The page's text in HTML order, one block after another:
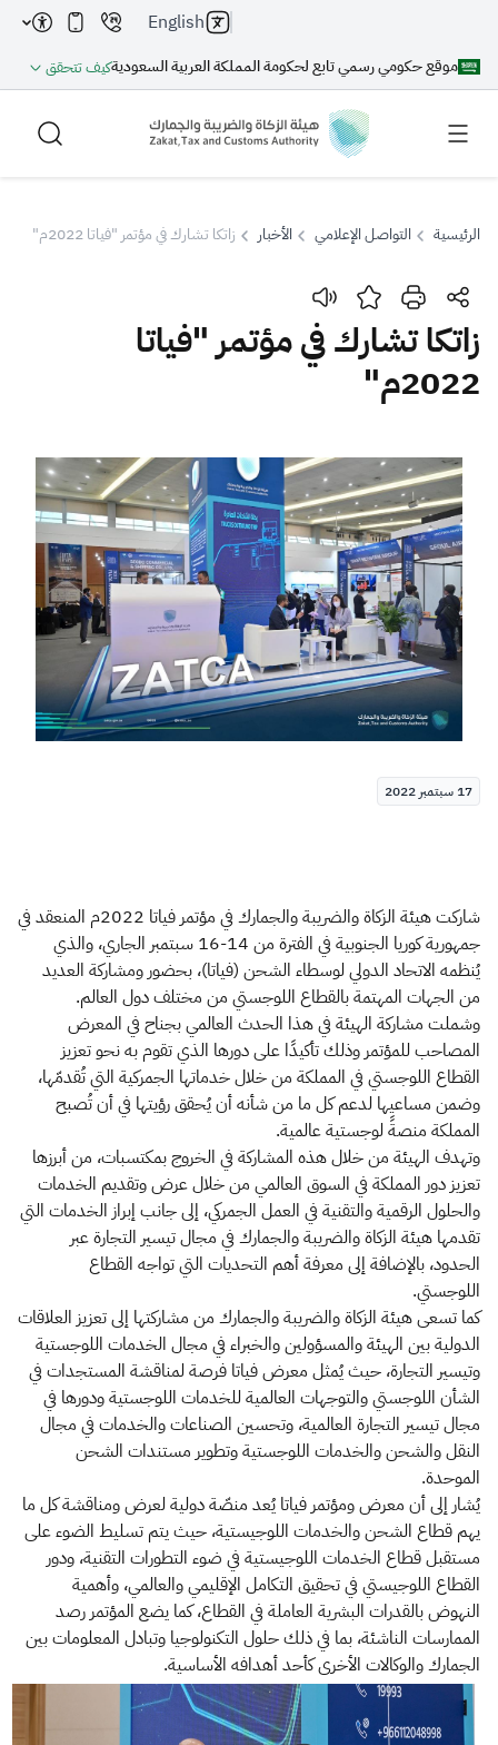
موقع حكومي رسمي تابع لحكومة المملكة العربية السعوديةكيف تتحقق
English
بحث
بحث
اقتراحات
الزكاة الجمارك
ضريبة القيمة المضافة
الإقرار الضريبي
التصرفات العقارية
الرئيسية التواصل الإعلامي الأخبار زاتكا تشارك في مؤتمر "فياتا 2022م"
زاتكا تشارك في مؤتمر "فياتا
2022م"
17 سبتمبر 2022
شاركت هيئة الزكاة والضريبة والجمارك في مؤتمر فياتا 2022م المنعقد في
جمهورية كوريا الجنوبية في الفترة من 14-16 سبتمبر الجاري، والذي
يُنظمه الاتحاد الدولي لوسطاء الشحن (فياتا)، بحضور ومشاركة العديد
من الجهات المهتمة بالقطاع اللوجستي من مختلف دول العالم.
وشملت مشاركة الهيئة في هذا الحدث العالمي بجناح في المعرض
المصاحب للمؤتمر وذلك تأكيدًا على دورها الذي تقوم به نحو تعزيز
القطاع اللوجستي في المملكة من خلال خدماتها الجمركية التي تُقدمّها،
وضمن مساعيها لدعم كل ما من شأنه أن يُحقق رؤيتها في أن تُصبح
المملكة منصةً لوجستية عالمية.
وتهدف الهيئة من خلال هذه المشاركة في الخروج بمكتسبات، من أبرزها
تعزيز دور المملكة في السوق العالمي من خلال عرض وتقديم الخدمات
والحلول الرقمية والتقنية في العمل الجمركي، إلى جانب إبراز الخدمات التي
تقدمها هيئة الزكاة والضريبة والجمارك في مجال تيسير التجارة عبر
الحدود، بالإضافة إلى معرفة أهم التحديات التي تواجه القطاع
اللوجستي.
كما تسعى هيئة الزكاة والضريبة والجمارك من مشاركتها إلى تعزيز العلاقات
الدولية بين الهيئة والمسؤولين والخبراء في مجال الخدمات اللوجستية
وتيسير التجارة، حيث يُمثل معرض فياتا فرصة لمناقشة المستجدات في
الشأن اللوجستي والتوجهات العالمية للخدمات اللوجستية ودورها في
مجال تيسير التجارة العالمية، وتحسين الصناعات والخدمات في مجال
النقل والشحن والخدمات اللوجستية وتطوير مستندات الشحن
الموحدة.
يُشار إلى أن معرض ومؤتمر فياتا يُعد منصّة دولية لعرض ومناقشة كل ما
يهم قطاع الشحن والخدمات اللوجيستية، حيث يتم تسليط الضوء على
مستقبل قطاع الخدمات اللوجيستية في ضوء التطورات التقنية، ودور
القطاع اللوجيستي في تحقيق التكامل الإقليمي والعالمي، وأهمية
النهوض بالقدرات البشرية العاملة في القطاع، كما يضع المؤتمر رصد
الممارسات الناشئة، بما في ذلك حلول التكنولوجيا وتبادل المعلومات بين
الجمارك والوكالات الأخرى كأحد أهدافه الأساسية.